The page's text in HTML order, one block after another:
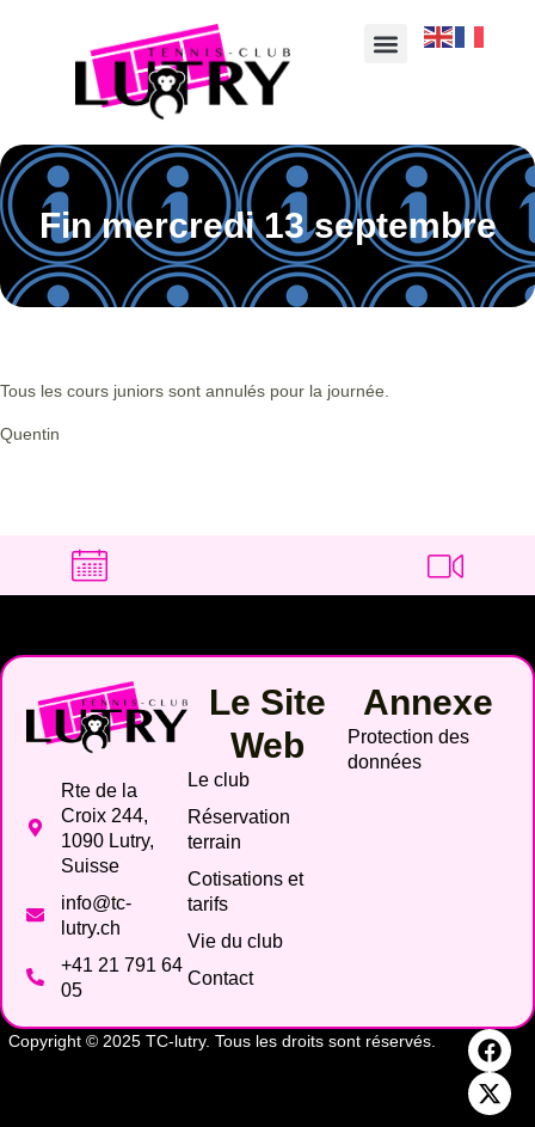
Fin mercredi 13 septembre
Tous les cours juniors sont annulés pour la journée.
Quentin
Rte de la
Croix 244,
1090 Lutry,
Suisse
info@tc-
lutry.ch
+41 21 791 64
05
Le Site
Web
Le club
Réservation
terrain
Cotisations et
tarifs
Vie du club
Contact
Annexe
Protection des
données
Copyright © 2025 TC-lutry. Tous les droits sont réservés.